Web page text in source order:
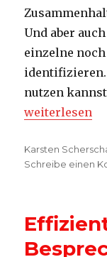
Und aber
einzelne
nutzen
„Mit Fotos
weiterlesen
Autor
Karsten
Schreibe einen